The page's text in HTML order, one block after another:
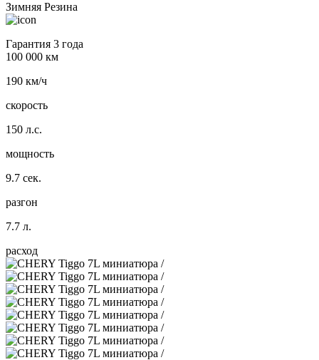
Зимняя Резина
Гарантия 3 года
100 000 км
190 км/ч
скорость
150 л.с.
мощность
9.7 сек.
разгон
7.7 л.
расход